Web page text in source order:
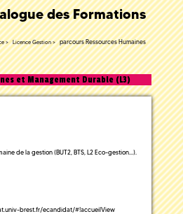
des Formations
Licence Gestion
parcours Ressources Humaines
et Management Durable (L3)
de la gestion (BUT2, BTS, L2 Eco-gestion…).
brest.fr/ecandidat/#!accueilView